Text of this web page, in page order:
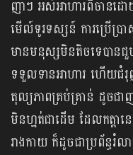
ញាំៗ អស់អាហារពីចានដោ
មើល៍​ទូរទស្សន៍ ការប្រើប្
មានមនុស្សមិនតិចទេបានជួ
ទទួលទានអាហារ ហើយជំ
តុល្យភាពគ្រប់គ្រាន់ ដូចជា
មិនហ្មត់ជាដើម ដែលកត្ត
រាងកាយ ក៏ដូចជាប្រព័ន្ធរំ